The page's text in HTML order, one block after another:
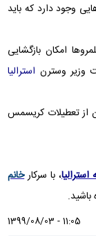
وجود دارد که باید
امکان بازگشایی
وزیر وسترن استرالیا
از تعطیلات کریسمس
، با سرکارخانم
باشید.
1399/08/03 - 11:05